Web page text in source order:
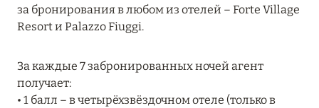
MARCH GRAND ESCAPE: ПРЕДЛОЖЕНИЕ ОТ Á
LA CARTE PREMIUM ПО ОТЕЛЮ WALDORF
Подробнее
за бронирования в любом из отелей – Forte Village
Resort и Palazzo Fiuggi.
За каждые 7 забронированных ночей агент
получает:
• 1 балл – в четырёхзвёздочном отеле (только в